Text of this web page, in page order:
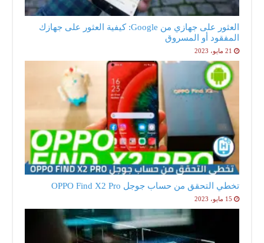
العثور على جهازي من Google: كيفية العثور على جهازك
المفقود أو المسروق
21 مايو، 2023
تخطي التحقق من حساب جوجل OPPO Find X2 Pro
15 مايو، 2023